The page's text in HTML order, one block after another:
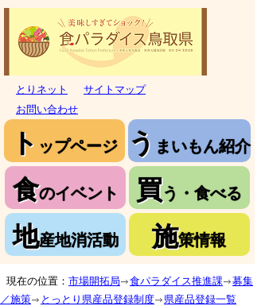
とりネット
サイトマップ
お問い合わせ
ト ップページ う まいもん紹介
食のイベント 買う・食べる
地産地消活動 施策情報
現在の位置： 市場開拓局 食パラダイス推進課
募集
／施策
とっとり県産品登録制度 県産品登録一覧